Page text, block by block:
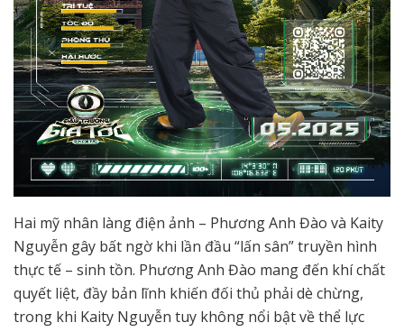
Hai mỹ nhân làng điện ảnh – Phương Anh Đào và Kaity
Nguyễn gây bất ngờ khi lần đầu “lấn sân” truyền hình
thực tế – sinh tồn. Phương Anh Đào mang đến khí chất
quyết liệt, đầy bản lĩnh khiến đối thủ phải dè chừng,
trong khi Kaity Nguyễn tuy không nổi bật về thể lực